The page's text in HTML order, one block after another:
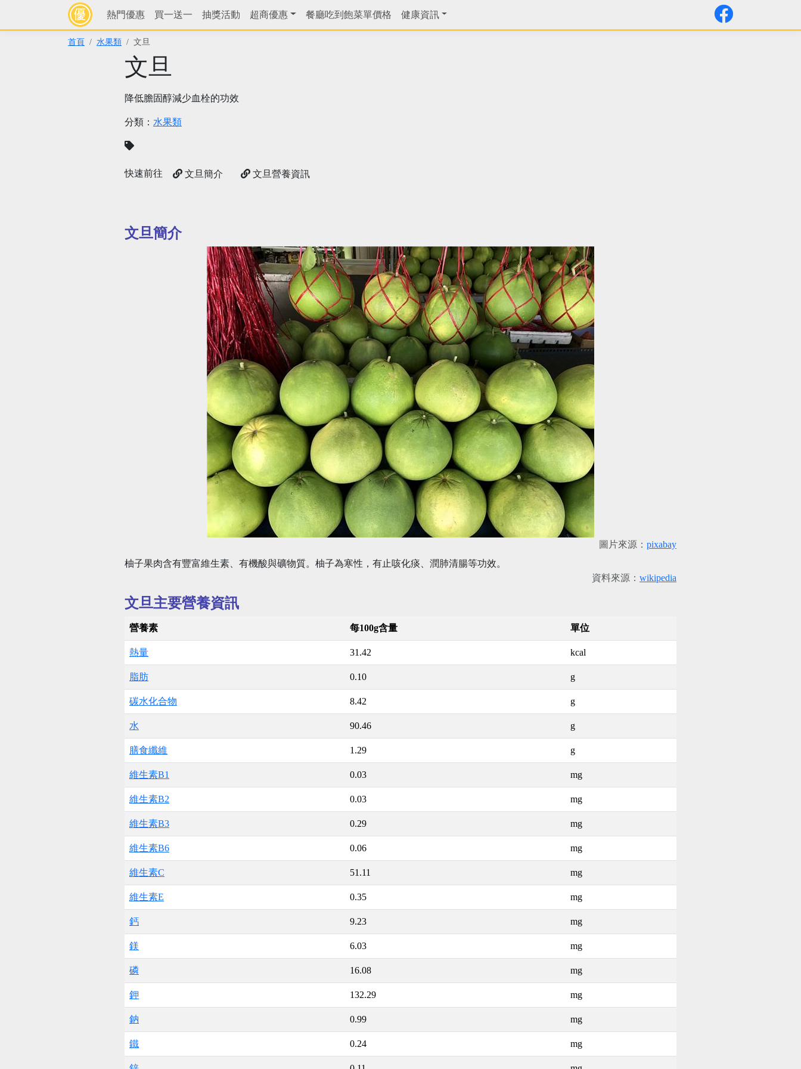
熱門優惠 買一送一 抽獎活動 超商優惠 餐廳吃到飽菜單價格 健康資訊
首頁 水果類 文旦
文旦
降低膽固醇減少血栓的功效
分類： 水果類
快速前往 文旦簡介 文旦營養資訊
文旦簡介
圖片來源： pixabay
柚子果肉含有豐富維生素、有機酸與礦物質。柚子為寒性，有止咳化痰、潤肺清腸等功效。
資料來源： wikipedia
文旦主要營養資訊
營養素 每100g含量 單位
熱量 31.42 kcal
脂肪 0.10 g
碳水化合物 8.42 g
水 90.46 g
膳食纖維 1.29 g
維生素B1 0.03 mg
維生素B2 0.03 mg
維生素B3 0.29 mg
維生素B6 0.06 mg
維生素C 51.11 mg
維生素E 0.35 mg
鈣 9.23 mg
鎂 6.03 mg
磷 16.08 mg
鉀 132.29 mg
鈉 0.99 mg
鐵 0.24 mg